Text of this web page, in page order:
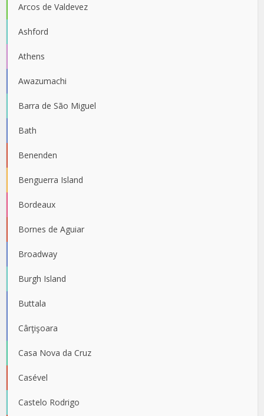
Arcos de Valdevez
Ashford
Athens
Awazumachi
Barra de São Miguel
Bath
Benenden
Benguerra Island
Bordeaux
Bornes de Aguiar
Broadway
Burgh Island
Buttala
Cârţişoara
Casa Nova da Cruz
Casével
Castelo Rodrigo